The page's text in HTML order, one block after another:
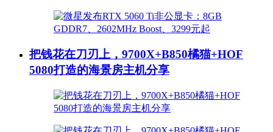
把钱花在刀刃上，9700X+B850橘猫+HOF
5080打造的海景房主机分享